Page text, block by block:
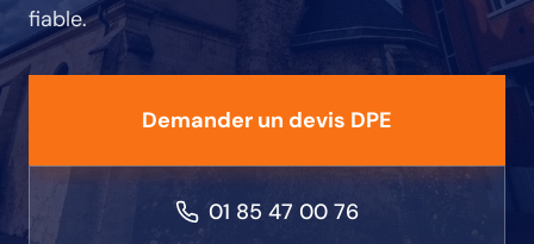
fiable.
Demander un devis DPE
01 85 47 00 76